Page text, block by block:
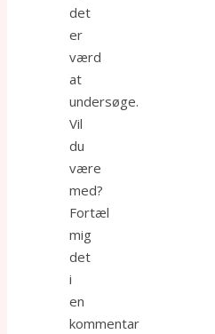
det
er
værd
at
undersøge.
Vil
du
være
med?
Fortæl
mig
det
i
en
kommentar